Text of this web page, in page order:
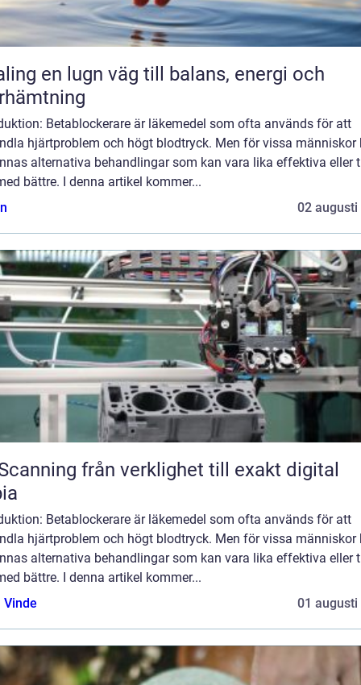
balans, energi och
Betablockerare är läkemedel som ofta används för att
hjärtproblem och högt blodtryck. Men för vissa människor
alternativa behandlingar som kan vara lika effektiva eller
bättre. I denna artikel kommer...
02 augusti
verklighet till exakt digital
Betablockerare är läkemedel som ofta används för att
hjärtproblem och högt blodtryck. Men för vissa människor
alternativa behandlingar som kan vara lika effektiva eller
bättre. I denna artikel kommer...
Vinde
01 augusti